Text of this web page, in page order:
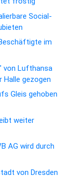
Social-
im
von Lufthansa
Halle gezogen
Gleis gehoben
weiter
AG wird durch
von Dresden